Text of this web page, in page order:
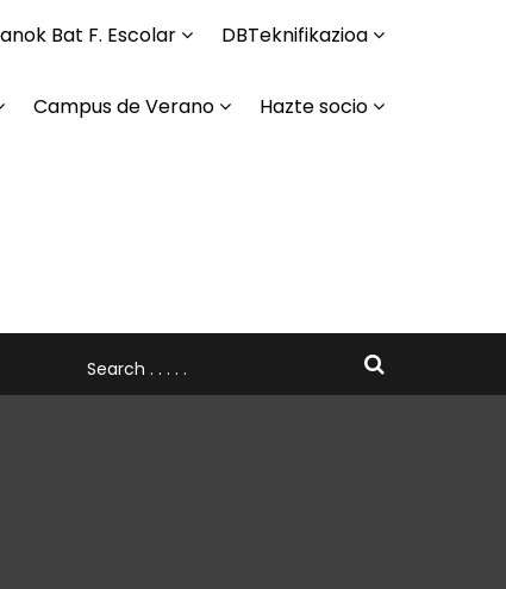
Bat F. Escolar DBTeknifikazioa
Campus de Verano Hazte socio